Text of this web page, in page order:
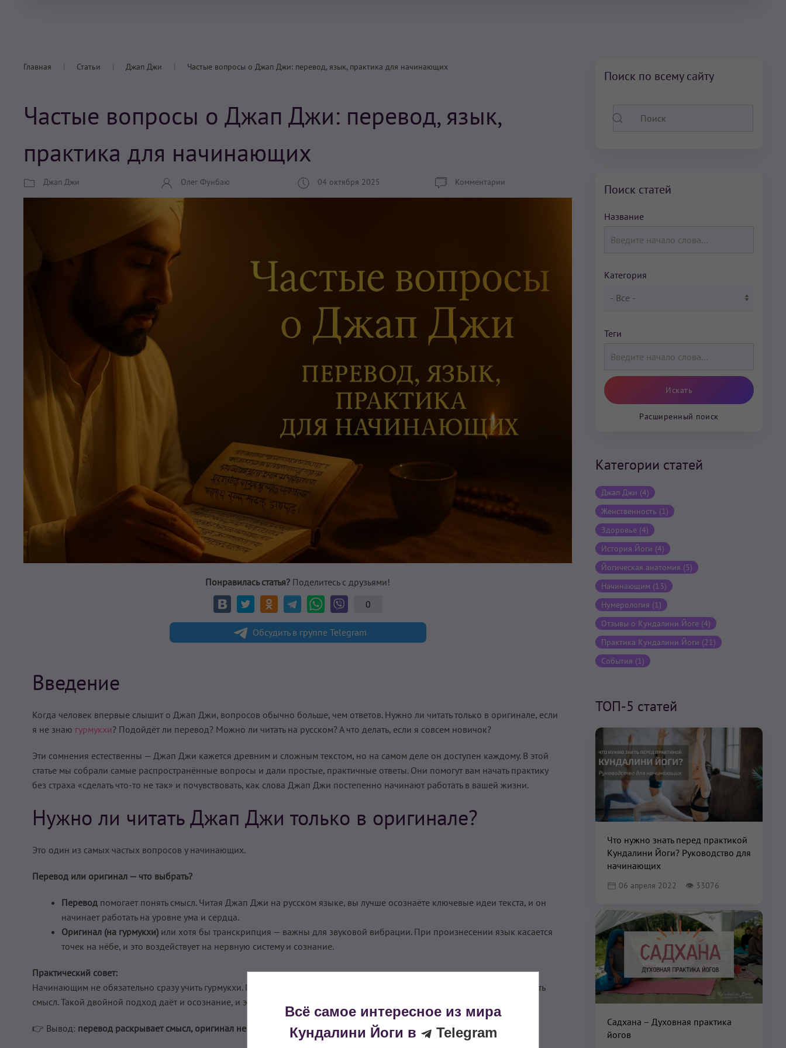
Главная Статьи Джап Джи Частые вопросы о Джап Джи: перевод, язык, практика для начинающих
Частые вопросы о Джап Джи: перевод, язык,
практика для начинающих
Джап Джи Олег Фунбаю 04 октября 2025 Комментарии
Понравилась статья? Поделитесь с друзьями!
0
Обсудить в группе Telegram
Введение
Когда человек впервые слышит о Джап Джи, вопросов обычно больше, чем ответов. Нужно ли читать только в оригинале, если
я не знаю гурмукхи? Подойдёт ли перевод? Можно ли читать на русском? А что делать, если я совсем новичок?
Эти сомнения естественны — Джап Джи кажется древним и сложным текстом, но на самом деле он доступен каждому. В этой
статье мы собрали самые распространённые вопросы и дали простые, практичные ответы. Они помогут вам начать практику
без страха «сделать что-то не так» и почувствовать, как слова Джап Джи постепенно начинают работать в вашей жизни.
Нужно ли читать Джап Джи только в оригинале?
Это один из самых частых вопросов у начинающих.
Перевод или оригинал — что выбрать?
Перевод помогает понять смысл. Читая Джап Джи на русском языке, вы лучше осознаёте ключевые идеи текста, и он
начинает работать на уровне ума и сердца.
Оригинал (на гурмукхи) или хотя бы транскрипция — важны для звуковой вибрации. При произнесении язык касается
точек на нёбе, и это воздействует на нервную систему и сознание.
Практический совет:
Начинающим не обязательно сразу учить гурмукхи. Можно читать транскрипцию и держать рядом перевод, чтобы понимать
смысл. Такой двойной подход даёт и осознание, и эффект звука.
👉 Вывод: перевод раскрывает смысл, оригинал несёт вибрацию . Лучше не противопоставлять их, а сочетать.
Поиск по всему сайту
Поиск статей
Название
Категория
Теги
Расширенный поиск
Категории статей
Джап Джи (4)
Женственность (1)
Здоровье (4)
История Йоги (4)
Йогическая анатомия (5)
Начинающим (13)
Нумерология (1)
Отзывы о Кундалини Йоге (4)
Практика Кундалини Йоги (21)
События (1)
ТОП-5 статей
Что нужно знать перед практикой
Кундалини Йоги? Руководство для
начинающих
06 апреля 2022 👁 33076
Садхана – Духовная практика
йогов
Всё самое интересное из мира
Кундалини Йоги в
Telegram